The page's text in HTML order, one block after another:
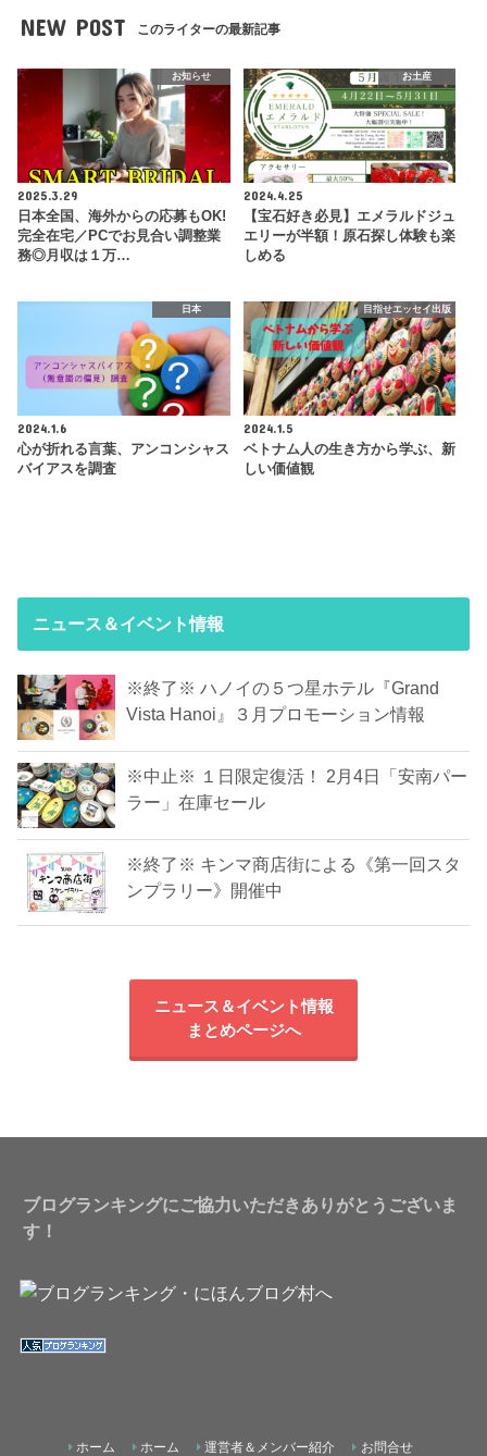
NEW POST このライターの最新記事
お知らせ
2025.3.29
日本全国、海外からの応募もOK!
完全在宅／PCでお見合い調整業
務◎月収は１万…
お土産
2024.4.25
【宝石好き必見】エメラルドジュ
エリーが半額！原石探し体験も楽
しめる
日本
2024.1.6
心が折れる言葉、アンコンシャス
バイアスを調査
目指せエッセイ出版
2024.1.5
ベトナム人の生き方から学ぶ、新
しい価値観
ニュース＆イベント情報
※終了※ ハノイの５つ星ホテル『Grand
Vista Hanoi』３月プロモーション情報
※中止※ １日限定復活！ 2月4日「安南パー
ラー」在庫セール
※終了※ キンマ商店街による《第一回スタ
ンプラリー》開催中
ニュース＆イベント情報
まとめページへ
ブログランキングにご協力いただきありがとうございま
す！
ホーム ホーム 運営者＆メンバー紹介 お問合せ